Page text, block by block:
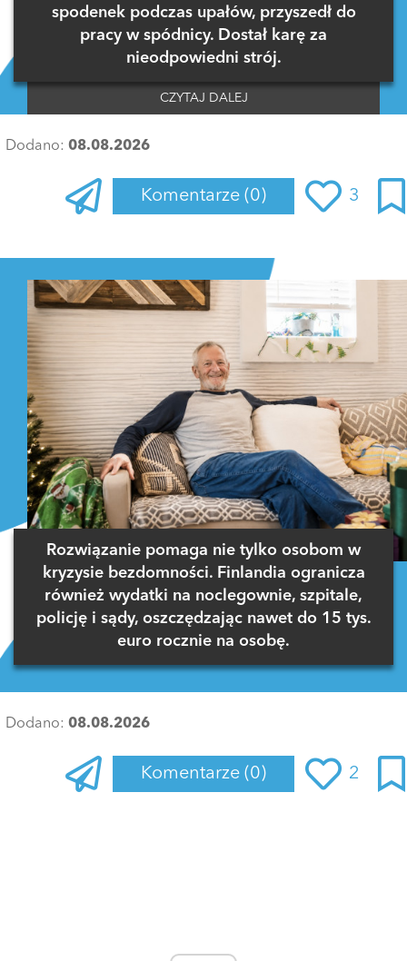
spodenek podczas upałów, przyszedł do
pracy w spódnicy. Dostał karę za
nieodpowiedni strój.
CZYTAJ DALEJ
Dodano: 08.08.2026
Komentarze (0) 3
Rozwiązanie pomaga nie tylko osobom w
kryzysie bezdomności. Finlandia ogranicza
również wydatki na noclegownie, szpitale,
policję i sądy, oszczędzając nawet do 15 tys.
euro rocznie na osobę.
Dodano: 08.08.2026
Komentarze (0) 2